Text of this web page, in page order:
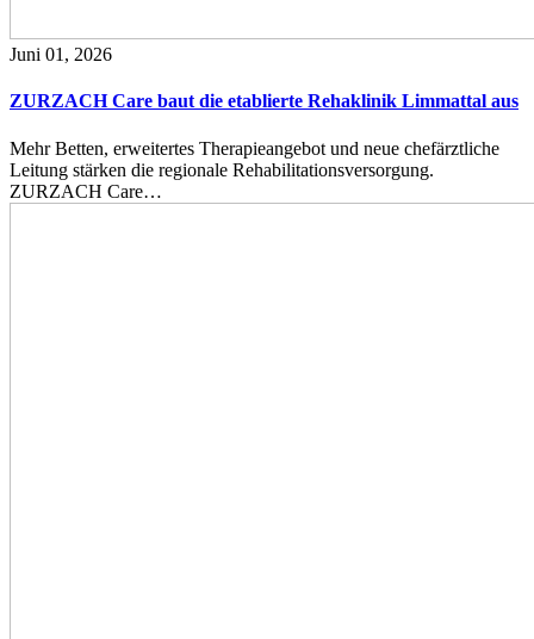
Juni 01, 2026
ZURZACH Care baut die etablierte Rehaklinik Limmattal aus
Mehr Betten, erweitertes Therapieangebot und neue chefärztliche
Leitung stärken die regionale Rehabilitationsversorgung.
ZURZACH Care…